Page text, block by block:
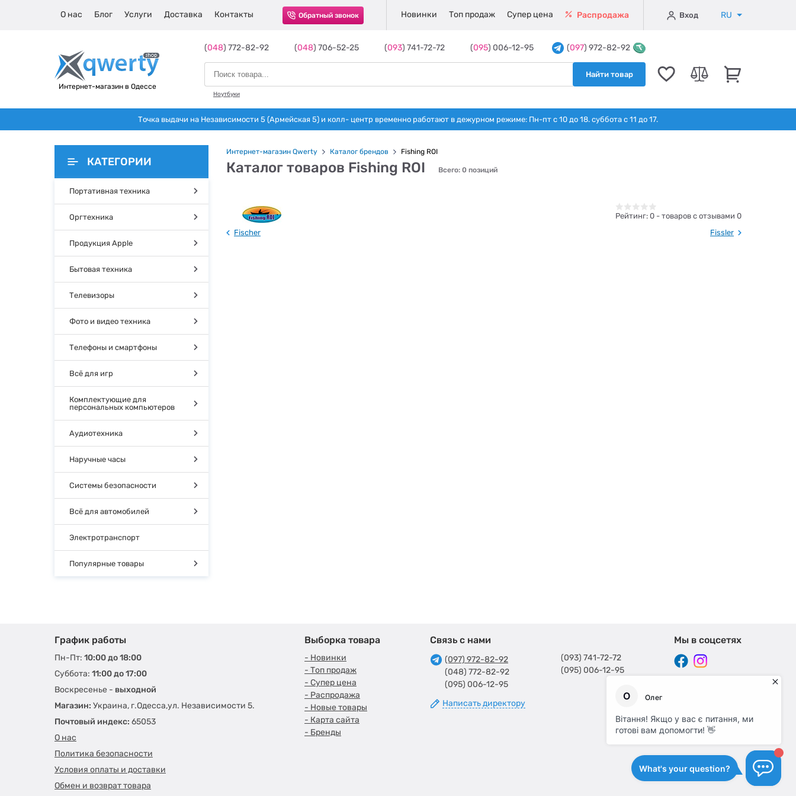
О нас Блог Услуги Доставка Контакты Обратный звонок Новинки Топ продаж Супер цена Распродажа Вход RU
Интернет-магазин в Одессе
(048) 772-82-92 (048) 706-52-25 (093) 741-72-72 (095) 006-12-95 (097) 972-82-92
Найти товар
Ноутбуки
Точка выдачи на Независимости 5 (Армейская 5) и колл- центр временно работают в дежурном режиме: Пн-пт с 10 до 18. суббота с 11 до 17.
КАТЕГОРИИ
Портативная техника
Оргтехника
Продукция Apple
Бытовая техника
Телевизоры
Фото и видео техника
Телефоны и смартфоны
Всё для игр
Комплектующие для
персональных компьютеров
Аудиотехника
Наручные часы
Системы безопасности
Всё для автомобилей
Электротранспорт
Популярные товары
Интернет-магазин Qwerty Каталог брендов Fishing ROI
Каталог товаров Fishing ROI Всего: 0 позиций
Рейтинг: 0 - товаров с отзывами 0
Fischer
Fissler
График работы
Пн-Пт: 10:00 до 18:00
Суббота: 11:00 до 17:00
Воскресенье - выходной
Магазин: Украина, г.Одесса,ул. Независимости 5.
Почтовый индекс: 65053
О нас
Политика безопасности
Условия оплаты и доставки
Обмен и возврат товара
Выборка товара
- Новинки
- Топ продаж
- Супер цена
- Распродажа
- Новые товары
- Карта сайта
- Бренды
Связь с нами
(097) 972-82-92
(048) 772-82-92
(095) 006-12-95
Написать директору
(093) 741-72-72
(095) 006-12-95
Мы в соцсетях